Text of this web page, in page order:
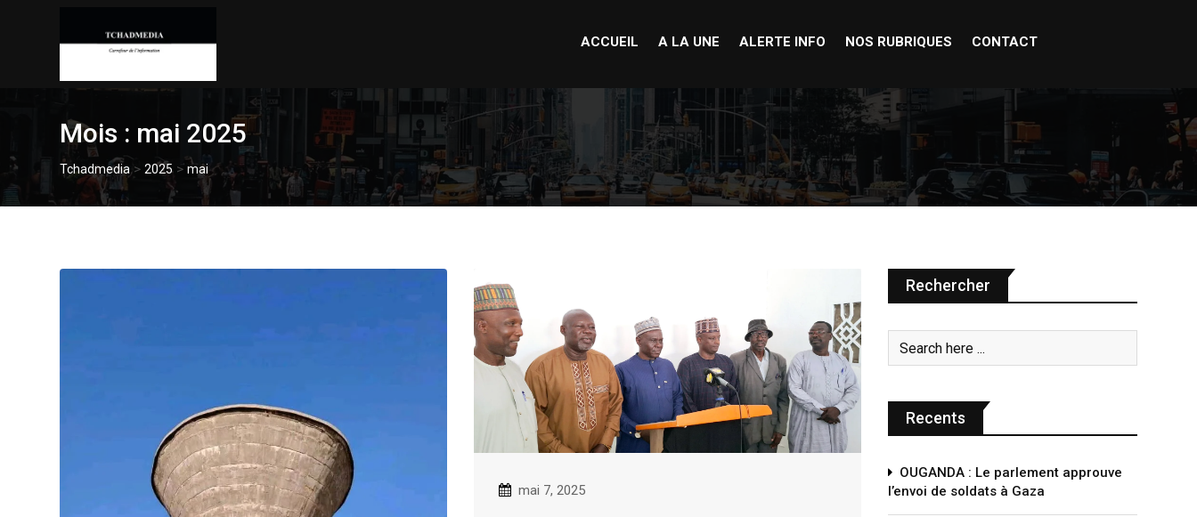
ACCUEIL A LA UNE ALERTE INFO NOS RUBRIQUES CONTACT
Mois : mai 2025
Tchadmedia> 2025>mai
mai 7, 2025
Rechercher
Recents
OUGANDA : Le parlement approuve
l’envoi de soldats à Gaza